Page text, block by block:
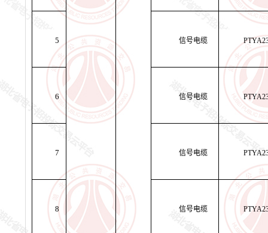
5 信号电缆
6 信号电缆
7 信号电缆
8 信号电缆